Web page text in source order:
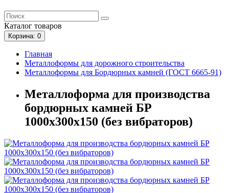
Каталог товаров
Корзина: 0
Главная
Металлоформы для дорожного строительства
Металлоформы для Бордюрных камней (ГОСТ 6665-91)
Металлоформа для производства
бордюрных камней БР
1000х300х150 (без вибраторов)